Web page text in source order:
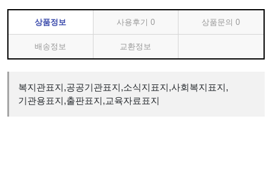
상품정보 사용후기 0 상품문의0
배송정보 교환정보
복지관표지,공공기관표지,소식지표지,사회복지표지,
기관용표지,출판표지,교육자료표지